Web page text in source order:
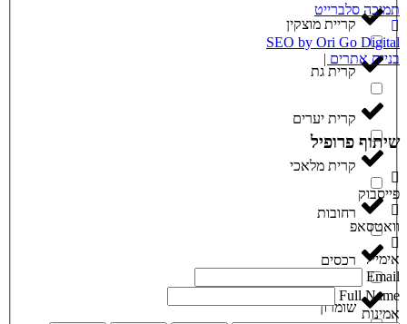
קריית מוצקין
קרית גת
קרית יערים
קרית מלאכי
רחובות
רכסים
שומרון
תמיכה סלברייט
SEO by Ori Go Digital
בניית אתרים |
שיתוף פרופיל
פייסבוק
וואטסאפ
אימייל
Email
Full Name
אמינות